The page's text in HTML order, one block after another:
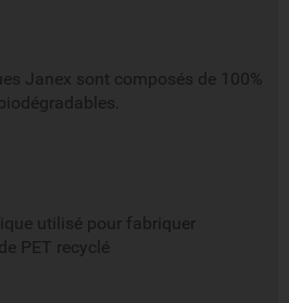
Janex sont composés de 100%
utilisé pour fabriquer
PET recyclé